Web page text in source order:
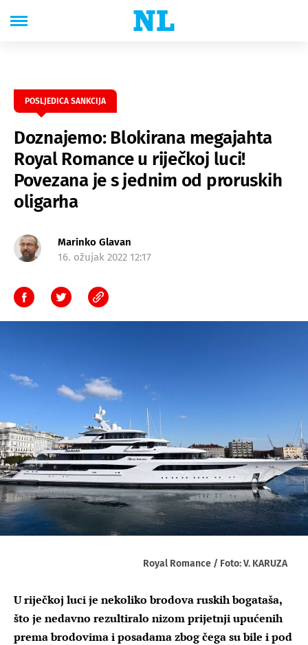
POSLJEDICA SANKCIJA
Doznajemo: Blokirana megajahta
Royal Romance u riječkoj luci!
Povezana je s jednim od proruskih
oligarha
Marinko Glavan
16. ožujak 2022 12:17
Royal Romance / Foto: V. KARUZA
U riječkoj luci je nekoliko brodova ruskih bogataša,
što je nedavno rezultiralo nizom prijetnji upućenih
prema brodovima i posadama zbog čega su bile i pod